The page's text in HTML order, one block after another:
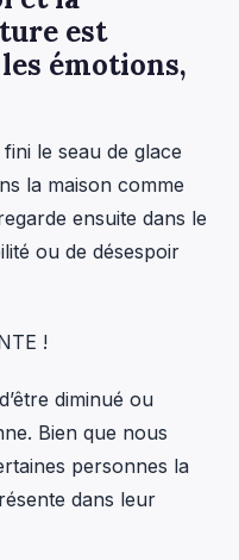
est
émotions,
le seau de glace
la maison comme
ensuite dans le
ou de désespoir
!
diminué ou
Bien que nous
personnes la
dans leur